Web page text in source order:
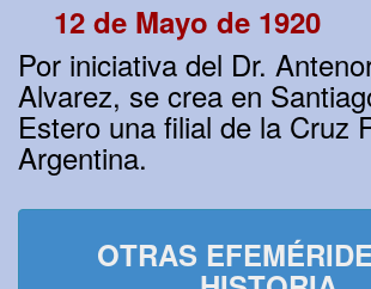
12 de Mayo de 1920
Por iniciativa del Dr.
Alvarez, se crea en
Estero una filial de la Cruz
Argentina.
OTRAS